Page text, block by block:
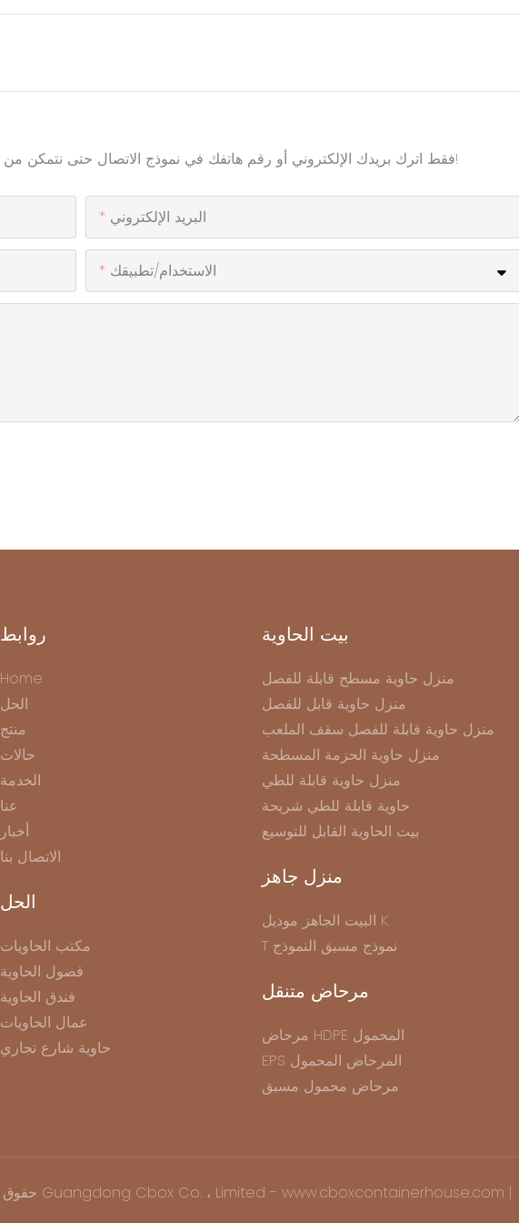
فقط اترك بريدك الإلكتروني أو رقم هاتفك في نموذج الاتصال حتى نتمكن من إرسال عرض أسعار مجاني لنا لمجموعة واسعة من التصاميم!
البريد الإلكتروني
الاستخدام/تطبيقك
روابط
Home
الحل
منتج
حالات
الخدمة
عنا
أخبار
الاتصال بنا
الحل
مكتب الحاويات
فصول الحاوية
فندق الحاوية
عمال الحاويات
حاوية شارع تجاري
بيت الحاوية
منزل حاوية مسطح قابلة للفصل
منزل حاوية قابل للفصل
منزل حاوية قابلة للفصل سقف الملعب
منزل حاوية الحزمة المسطحة
منزل حاوية قابلة للطي
حاوية قابلة للطي شريحة
بيت الحاوية القابل للتوسيع
منزل جاهز
البيت الجاهز موديل K
T نموذج مسبق النموذج
مرحاض متنقل
مرحاض HDPE المحمول
EPS المرحاض المحمول
مرحاض محمول مسبق
حقوق الطبع والنشر © 2025 Guangdong Cbox Co. ، Limited - www.cboxcontainerhouse.com |